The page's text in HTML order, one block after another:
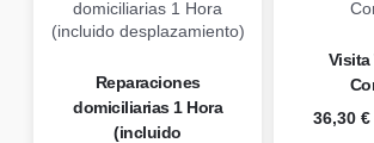
Reparaciones
domiciliarias 1 Hora
(incluido
Visita
36,30 €